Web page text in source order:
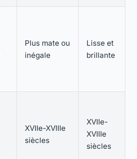
Plus mate ou
inégale
Lisse et
brillante
XVIIe-XVIIIe
siècles
XVIIe-
XVIIIe
siècles